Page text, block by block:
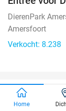
DierenPark
Amersfoort
Verkocht: 8.238
Entree
Home